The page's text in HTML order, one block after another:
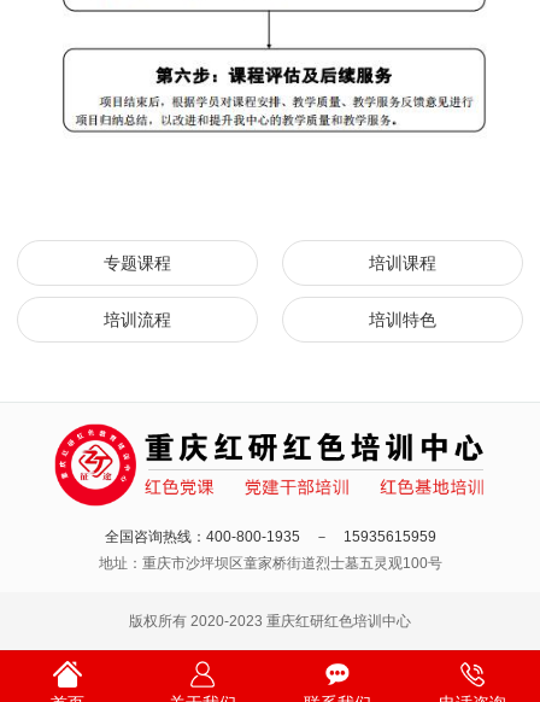
专题课程 培训课程
培训流程 培训特色
全国咨询热线：400-800-1935 － 15935615959
地址：重庆市沙坪坝区童家桥街道烈士墓五灵观100号
版权所有 2020-2023 重庆红研红色培训中心